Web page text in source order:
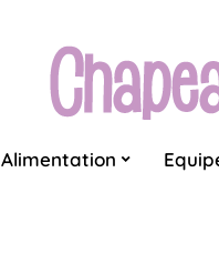
Alimentation